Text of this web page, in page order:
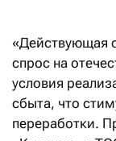
«Действующая
спрос на
условия
сбыта, что
переработки.